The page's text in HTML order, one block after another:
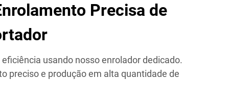
Precisa de
usando nosso enrolador dedicado.
preciso e produção em alta quantidade de